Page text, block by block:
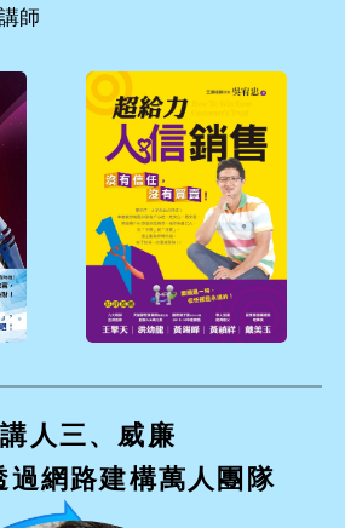
師
人三、威廉
網路建構萬人團隊